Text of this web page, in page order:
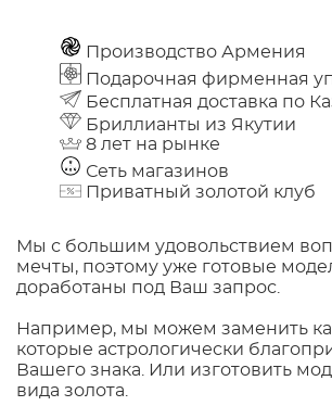
Производство Армения
Подарочная фирменная
Бесплатная доставка по
Бриллианты из Якутии
8 лет на рынке
Сеть магазинов
Приватный золотой клуб
Мы с большим удовольствием
мечты, поэтому уже готовые
доработаны под Ваш запрос.
Например, мы можем заменить
которые астрологически
Вашего знака. Или изготовить
вида золота.